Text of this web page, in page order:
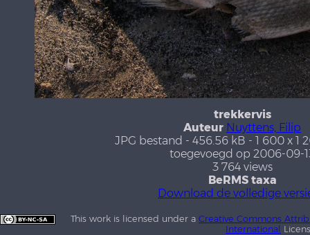
trekkervis
Auteur Nuyttens, Filip
JPG bestand - 456.56 kB - 1 600 x 1
toegevoegd op 2006-09-
3 764 views
BeRMS taxa
Download de volledige
This work is licensed under a Creative Commons
International